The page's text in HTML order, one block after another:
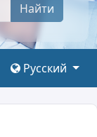
Найти
Русский